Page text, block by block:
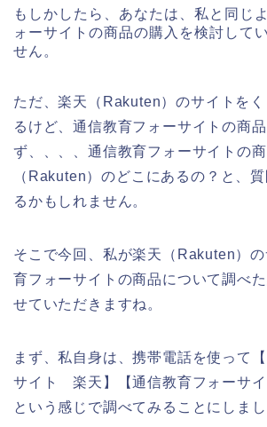
もしかしたら、あなたは、私と同じ
ォーサイトの商品の購入を検討して
せん。
ただ、楽天（Rakuten）のサイトを
るけど、通信教育フォーサイトの商
ず、、、、通信教育フォーサイトの
（Rakuten）のどこにあるの？と、
るかもしれません。
そこで今回、私が楽天（Rakuten）
育フォーサイトの商品について調べ
せていただきますね。
まず、私自身は、携帯電話を使って
サイト 楽天】【通信教育フォーサ
という感じで調べてみることにしまし